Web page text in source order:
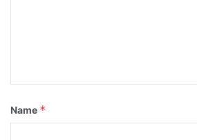
Name *